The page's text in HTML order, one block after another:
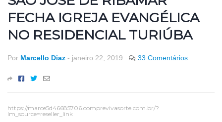
FECHA IGREJA EVANGÉLICA
NO RESIDENCIAL TURIÚBA
Por Marcello Diaz - janeiro 22, 2019 33 Comentários
https://marce5d46685706.comprevivasorte.com.br/?
lm_source=reseller_link